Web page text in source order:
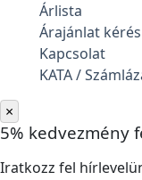
Árlista
Árajánlat kérés
Kapcsolat
KATA /
×
5% kedvezmény
Iratkozz fel